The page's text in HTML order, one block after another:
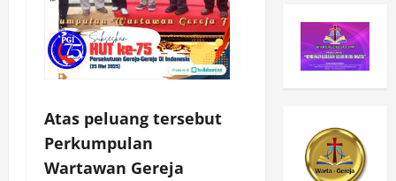
Atas peluang tersebut
Perkumpulan
Wartawan Gereja